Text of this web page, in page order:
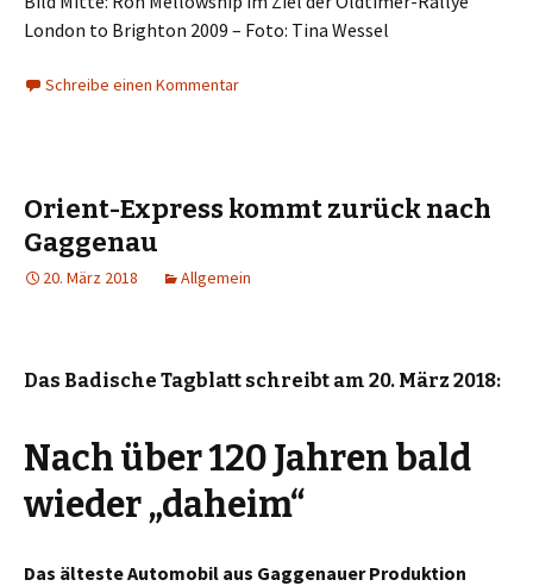
London to Brighton 2009 – Foto: Tina Wessel
Schreibe einen Kommentar
Orient-Express kommt zurück nach
Gaggenau
20. März 2018 Allgemein
Das Badische Tagblatt schreibt am 20. März 2018:
Nach über 120 Jahren bald
wieder „daheim“
Das älteste Automobil aus Gaggenauer Produktion